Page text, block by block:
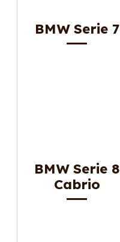
BMW Serie 7
BMW Serie 8
Cabrio